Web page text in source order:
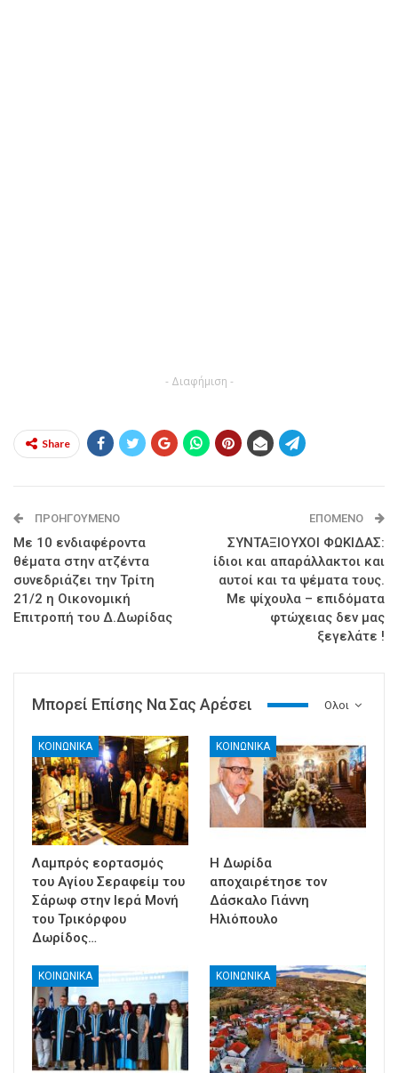
- Διαφήμιση -
Share
ΠΡΟΗΓΟΎΜΕΝΟ
Με 10 ενδιαφέροντα
θέματα στην ατζέντα
συνεδριάζει την Τρίτη
21/2 η Οικονομική
Επιτροπή του Δ.Δωρίδας
ΕΠΌΜΕΝΟ
ΣΥΝΤΑΞΙΟΥΧΟΙ ΦΩΚΙΔΑΣ:
ίδιοι και απαράλλακτοι και
αυτοί και τα ψέματα τους.
Με ψίχουλα – επιδόματα
φτώχειας δεν μας
ξεγελάτε !
Ολοι
Μπορεί Επίσης Να Σας Αρέσει
ΚΟΙΝΩΝΙΚΑ
Λαμπρός εορτασμός
του Αγίου Σεραφείμ του
Σάρωφ στην Ιερά Μονή
του Τρικόρφου
Δωρίδος…
ΚΟΙΝΩΝΙΚΑ
Η Δωρίδα
αποχαιρέτησε τον
Δάσκαλο Γιάννη
Ηλιόπουλο
ΚΟΙΝΩΝΙΚΑ ΚΟΙΝΩΝΙΚΑ